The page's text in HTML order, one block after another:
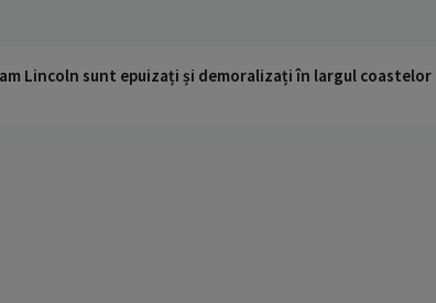
Lincoln sunt epuizați și demoralizați în largul